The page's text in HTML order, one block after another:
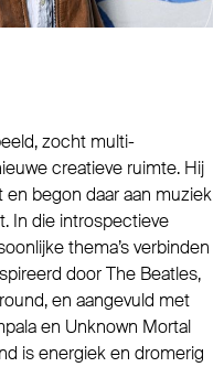
zocht multi-
creatieve ruimte. Hij
begon daar aan muziek
In die introspectieve
thema’s verbinden
door The Beatles,
en aangevuld met
en Unknown Mortal
is energiek en dromerig